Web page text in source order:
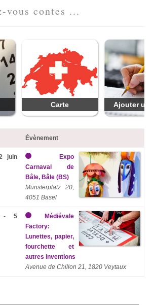
vous contes ...
Carte Ajouter
Évènement
juin
Expo
Carnaval de
Bâle, Bâle (BS)
Münsterplatz 20,
4051 Basel
- 5
Médiévale
Factory:
Lunettes, papier,
fourchette et
autres inventions
Avenue de Chillon 21, 1820 Veytaux